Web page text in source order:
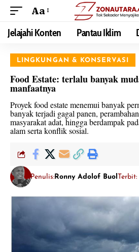
Aa
Jelajahi Konten Pantau Iklim
LINGKUNGAN & KONSERVASI
Food Estate: terlalu banyak
manfaatnya
Proyek food estate menemui banyak
banyak terjadi gagal panen,
masyarakat adat, hingga berdampak
alam serta konflik sosial.
Penulis: Ronny Adolof Buol